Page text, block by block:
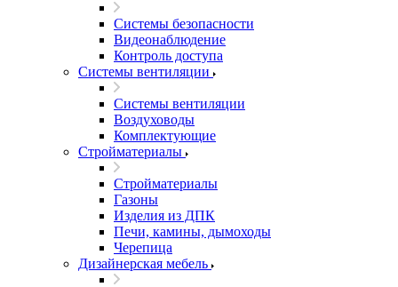
Системы безопасности
Видеонаблюдение
Контроль доступа
Системы вентиляции
Системы вентиляции
Воздуховоды
Комплектующие
Стройматериалы
Стройматериалы
Газоны
Изделия из ДПК
Печи, камины, дымоходы
Черепица
Дизайнерская мебель